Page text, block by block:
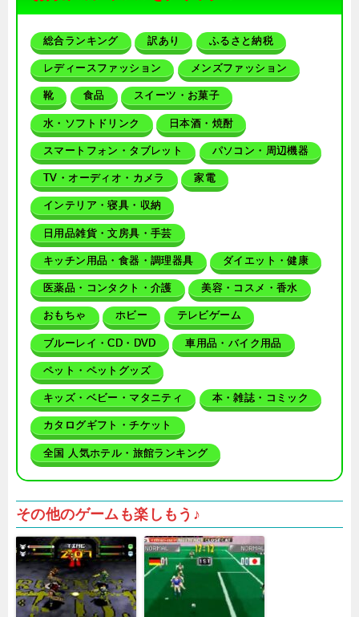
総合ランキング 訳あり ふるさと納税
レディースファッション メンズファッション
靴 食品 スイーツ・お菓子
水・ソフトドリンク 日本酒・焼酎
スマートフォン・タブレット パソコン・周辺機器
TV・オーディオ・カメラ 家電
インテリア・寝具・収納
日用品雑貨・文房具・手芸
キッチン用品・食器・調理器具 ダイエット・健康
医薬品・コンタクト・介護 美容・コスメ・香水
おもちゃ ホビー テレビゲーム
ブルーレイ・CD・DVD 車用品・バイク用品
ペット・ペットグッズ
キッズ・ベビー・マタニティ 本・雑誌・コミック
カタログギフト・チケット
全国 人気ホテル・旅館ランキング
その他のゲームも楽しもう♪